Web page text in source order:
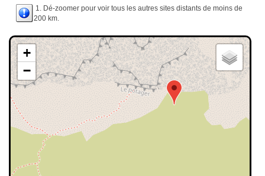
1. Dé-zoomer pour voir tous les autres sites distants de moins de
200 km.
+
−